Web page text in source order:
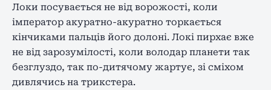
Локи посувається не від ворожості, коли
імператор акуратно-акуратно торкається
кінчиками пальців його долоні. Локі пирхає вже
не від зарозумілості, коли володар планети так
безглуздо, так по-дитячому жартує, зі сміхом
дивлячись на трикстера.